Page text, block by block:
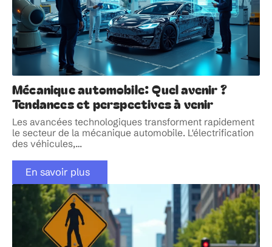
Mécanique automobile: Quel avenir ?
Tendances et perspectives à venir
Les avancées technologiques transforment rapidement
le secteur de la mécanique automobile. L'électrification
des véhicules,…
En savoir plus